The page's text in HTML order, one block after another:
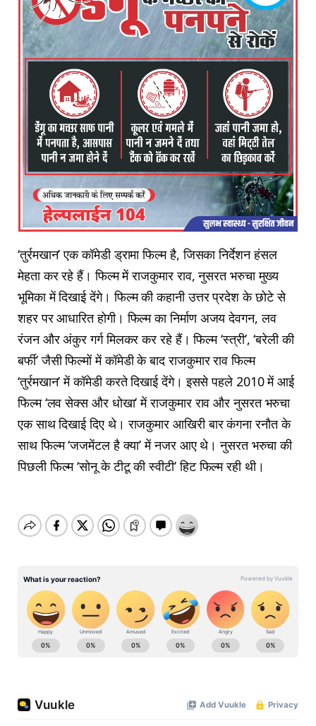
‘तुर्रमखान’ एक कॉमेडी ड्रामा फिल्म है, जिसका निर्देशन हंसल
मेहता कर रहे हैं। फिल्म में राजकुमार राव, नुसरत भरुचा मुख्य
भूमिका में दिखाई देंगे। फिल्म की कहानी उत्तर प्रदेश के छोटे से
शहर पर आधारित होगी। फिल्म का निर्माण अजय देवगन, लव
रंजन और अंकुर गर्ग मिलकर कर रहे हैं। फिल्म ‘स्त्री’, ‘बरेली की
बर्फी’ जैसी फिल्मों में कॉमेडी के बाद राजकुमार राव फिल्म
‘तुर्रमखान’ में कॉमेडी करते दिखाई देंगे। इससे पहले 2010 में आई
फिल्म ‘लव सेक्स और धोखा’ में राजकुमार राव और नुसरत भरुचा
एक साथ दिखाई दिए थे। राजकुमार आखिरी बार कंगना रनौत के
साथ फिल्म ‘जजमेंटल है क्या’ में नजर आए थे। नुसरत भरुचा की
पिछली फिल्म ‘सोनू के टीटू की स्वीटी’ हिट फिल्म रही थी।